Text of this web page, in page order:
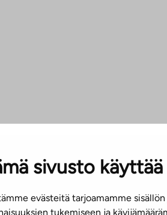
sivusto
evästeitä tarjoamamme
tukemiseen ja